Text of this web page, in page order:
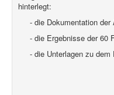
hinterlegt:
- die Dokumentation der
- die Ergebnisse der 60
- die Unterlagen zu dem